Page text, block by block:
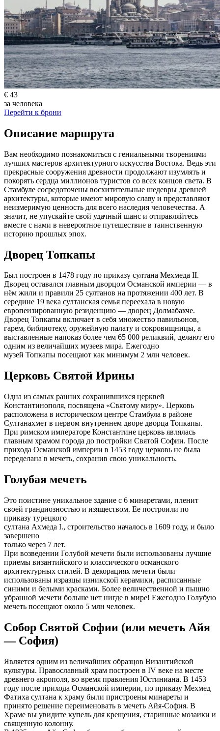
€ 43
за человека
Перейти к брони
Описание маршрута
Вам необходимо познакомиться с гениальными творениями
лучших мастеров архитектурного искусства Востока. Ведь эти
прекрасные сооружения древности продолжают изумлять и
покорять сердца миллионов туристов со всех концов света. В
Стамбуле сосредоточены восхитительные шедевры древней
архитектуры, которые имеют мировую славу и представляют
неизмеримую ценность для всего наследия человечества. А
значит, не упускайте свой удачный шанс и отправляйтесь
вместе с нами в невероятное путешествие в таинственную
историю прошлых эпох.
Дворец Топкапы
Был построен в 1478 году по приказу султана Мехмеда II.
Дворец оставался главным дворцом Османской империи — в
нём жили и правили 25 султанов на протяжении 400 лет. В
середине 19 века султанская семья переехала в новую
европеизированную резиденцию — дворец Долмабахче.
Дворец Топкапы включает в себя множество павильонов,
гарем, библиотеку, оружейную палату и сокровищницы, а
выставленные напоказ более чем 65 000 реликвий, делают его
одним из величайших музеев мира. Ежегодно
музей Топкапы посещают как минимум 2 млн человек.
Церковь Святой Ирины
Одна из самых ранних сохранившихся церквей
Константинополя, посвящена «Святому миру». Церковь
расположена в историческом центре Стамбула в районе
Султанахмет в первом внутреннем дворе дворца Топкапы.
При римском императоре Константине церковь являлась
главным храмом города до постройки Святой Софии. После
прихода Османской империи в 1453 году церковь не была
переделана в мечеть, сохранив свою уникальность.
Голубая мечеть
Это поистине уникальное здание с 6 минаретами, пленит
своей грандиозностью и изяществом. Ее построили по
приказу турецкого
султана Ахмеда I., строительство началось в 1609 году, и было
завершено
только через 7 лет.
При возведении Голубой мечети были использованы лучшие
приемы византийского и классического османского
архитектурных стилей. В декорациях мечети были
использованы изразцы изникской керамики, расписанные
синими и белыми красками. Более величественной и пышно
убранной мечети больше нет нигде в мире! Ежегодно Голубую
мечеть посещают около 5 млн человек.
Собор Святой Софии (или мечеть Айя
— София)
Является одним из величайших образцов Византийской
культуры. Православный храм построен в IV веке на месте
древнего акрополя, во время правления Юстиниана. В 1453
году после прихода Османской империи, по приказу Мехмед
Фатиха султана к храму были пристроены минареты и
принято решение переименовать в мечеть Айя-София. В
Храме вы увидите купель для крещения, старинные мозаики и
священную колонну.